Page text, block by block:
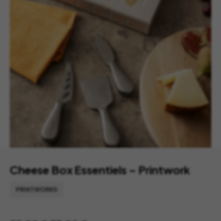
Cheese Box Essentiels – Printwork
PRINTWORKS